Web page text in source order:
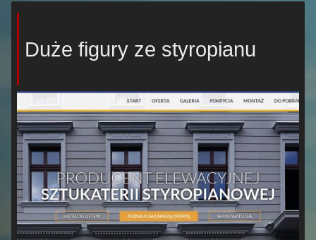
Duże figury ze styropianu